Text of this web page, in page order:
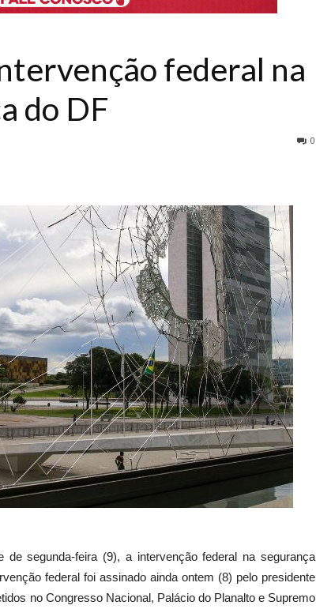
federal na
do DF
0
segunda-feira (9), a intervenção federal na segurança
federal foi assinado ainda ontem (8) pelo presidente
no Congresso Nacional, Palácio do Planalto e Supremo